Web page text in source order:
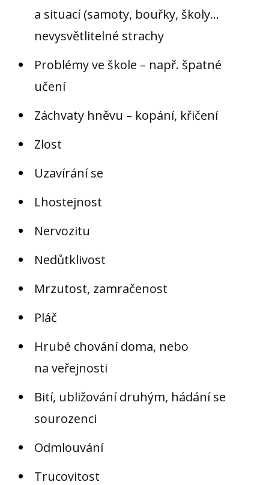
a situací (samoty, bouřky, školy…
nevysvětlitelné strachy
Problémy ve škole – např. špatné
učení
Záchvaty hněvu – kopání, křičení
Zlost
Uzavírání se
Lhostejnost
Nervozitu
Nedůtklivost
Mrzutost, zamračenost
Pláč
Hrubé chování doma, nebo
na veřejnosti
Bití, ubližování druhým, hádání se
sourozenci
Odmlouvání
Trucovitost